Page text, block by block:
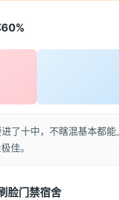
了十中，不瞎混基本都
佳。
脸门禁宿舍